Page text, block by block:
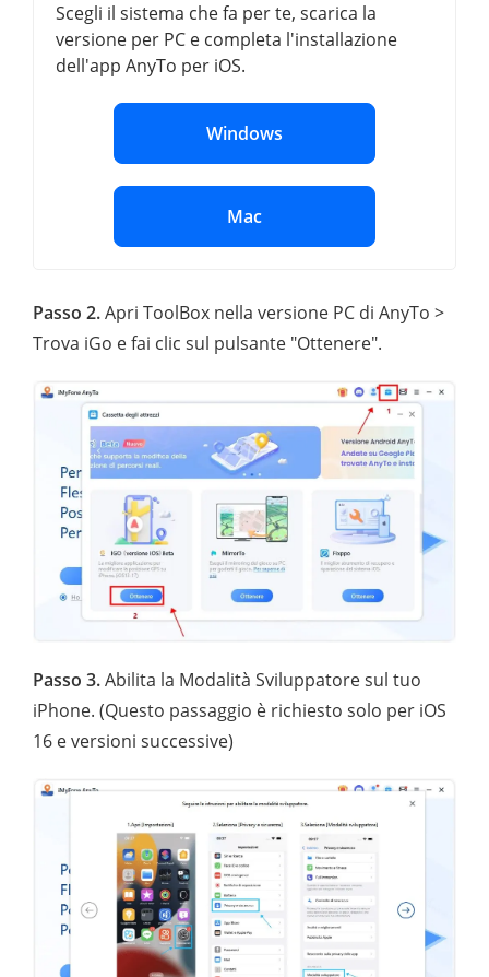
Scegli il sistema che fa per te, scarica la
versione per PC e completa l'installazione
dell'app AnyTo per iOS.
Windows
Mac
Passo 2.Apri ToolBox nella versione PC di AnyTo >
Trova iGo e fai clic sul pulsante "Ottenere".
Passo 3.Abilita la Modalità Sviluppatore sul tuo
iPhone. (Questo passaggio è richiesto solo per iOS
16 e versioni successive)